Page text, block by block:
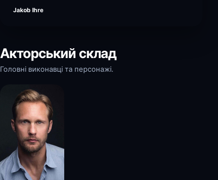
Jakob Ihre
Акторський склад
Головні виконавці та персонажі.